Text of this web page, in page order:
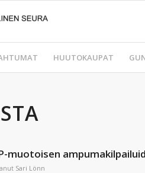
HUUTOKAUPAT
muotoisen
Sari Lönn